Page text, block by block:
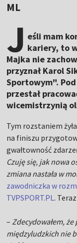
ML
J eśli mam
kariery, to
Majka nie
przyznał Karol
Sportowym".
przestał
wicemistrzynią
Tym rozstaniem
na finiszu
gwałtowność
Czuję się, jak nowa
zmiana nastała w
zawodniczka w
TVPSPORT.PL.
–Zdecydowałem,
międzyludzkich nie